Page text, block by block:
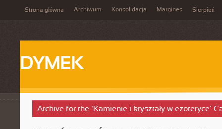
Strona główna Archiwum Konsolidacja Margines Sierpień
DYMEK
Archive for the ‘Kamienie i kryształy w ezoteryce’